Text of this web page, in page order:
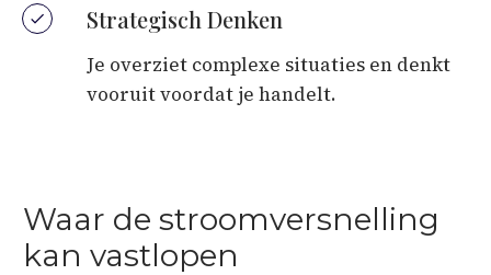
Strategisch Denken
Je overziet complexe situaties en denkt
vooruit voordat je handelt.
Waar de stroomversnelling
kan vastlopen